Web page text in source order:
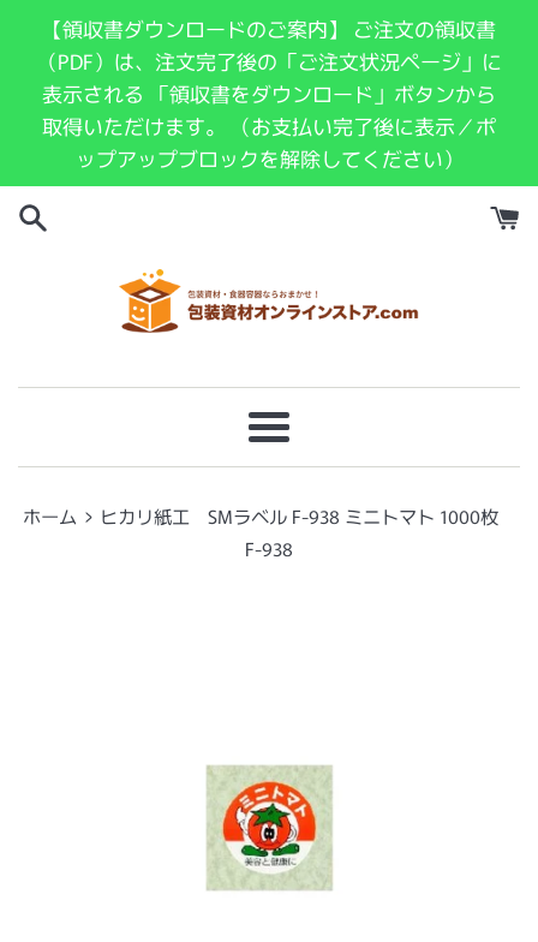
【領収書ダウンロードのご案内】 ご注文の領収書
（PDF）は、注文完了後の「ご注文状況ページ」に
表示される 「領収書をダウンロード」ボタンから
取得いただけます。 （お支払い完了後に表示／ポ
ップアップブロックを解除してください）
メ
ニ
ュ
ー
ホーム › ヒカリ紙工 SMラベル F-938 ミニトマト 1000枚
F-938